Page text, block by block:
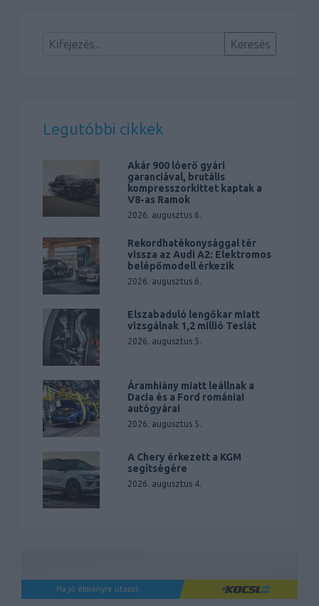
Legutóbbi cikkek
Akár 900 lóerő gyári
garanciával, brutális
kompresszorkittet kaptak a
V8-as Ramok
2026. augusztus 6.
Rekordhatékonysággal tér
vissza az Audi A2: Elektromos
belépőmodell érkezik
2026. augusztus 6.
Elszabaduló lengőkar miatt
vizsgálnak 1,2 millió Teslát
2026. augusztus 5.
Áramhiány miatt leállnak a
Dacia és a Ford romániai
autógyárai
2026. augusztus 5.
A Chery érkezett a KGM
segítségére
2026. augusztus 4.
Ha jó élményre utazol